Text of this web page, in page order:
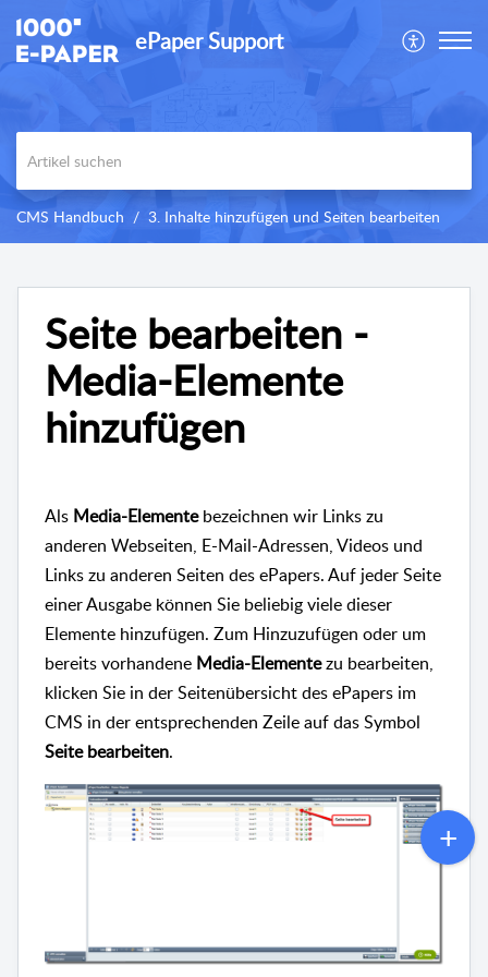
ePaper Support
CMS Handbuch 3. Inhalte hinzufügen und Seiten bearbeiten
Seite bearbeiten -
Media-Elemente
hinzufügen
Als Media-Elementebezeichnen wir Links zu
anderen Webseiten, E-Mail-Adressen, Videos und
Links zu anderen Seiten des ePapers. Auf jeder Seite
einer Ausgabe können Sie beliebig viele dieser
Elemente hinzufügen. Zum Hinzuzufügen oder um
bereits vorhandene Media-Elementezu bearbeiten,
klicken Sie in der Seitenübersicht des ePapers im
CMS in der entsprechenden Zeile auf das Symbol
Seite bearbeiten.